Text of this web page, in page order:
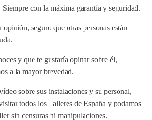
con la máxima garantía y seguridad.
seguro que otras personas están
y que te gustaría opinar sobre él,
a la mayor brevedad.
sobre sus instalaciones y su personal,
todos los Talleres de España y podamos
sin censuras ni manipulaciones.